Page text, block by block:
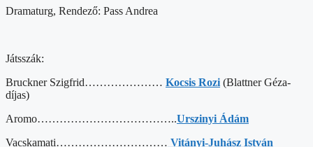
Dramaturg, Rendező: Pass Andrea
Játsszák:
Bruckner Szigfrid………………… Kocsis Rozi(Blattner Géza-
díjas)
Aromo………………………………..Urszinyi Ádám
Vacskamati………………………… Vitányi-Juhász István